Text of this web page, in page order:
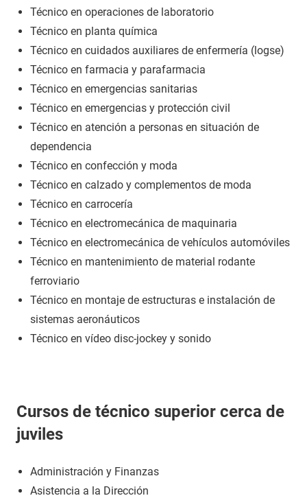
Técnico en operaciones de laboratorio
Técnico en planta química
Técnico en cuidados auxiliares de enfermería (logse)
Técnico en farmacia y parafarmacia
Técnico en emergencias sanitarias
Técnico en emergencias y protección civil
Técnico en atención a personas en situación de
dependencia
Técnico en confección y moda
Técnico en calzado y complementos de moda
Técnico en carrocería
Técnico en electromecánica de maquinaria
Técnico en electromecánica de vehículos automóviles
Técnico en mantenimiento de material rodante
ferroviario
Técnico en montaje de estructuras e instalación de
sistemas aeronáuticos
Técnico en vídeo disc-jockey y sonido
Cursos de técnico superior cerca de
juviles
Administración y Finanzas
Asistencia a la Dirección